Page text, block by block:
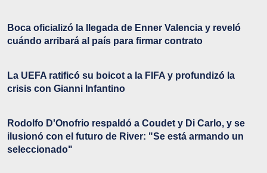
Boca oficializó la llegada de Enner Valencia y reveló
cuándo arribará al país para firmar contrato
La UEFA ratificó su boicot a la FIFA y profundizó la
crisis con Gianni Infantino
Rodolfo D'Onofrio respaldó a Coudet y Di Carlo, y se
ilusionó con el futuro de River: "Se está armando un
seleccionado"